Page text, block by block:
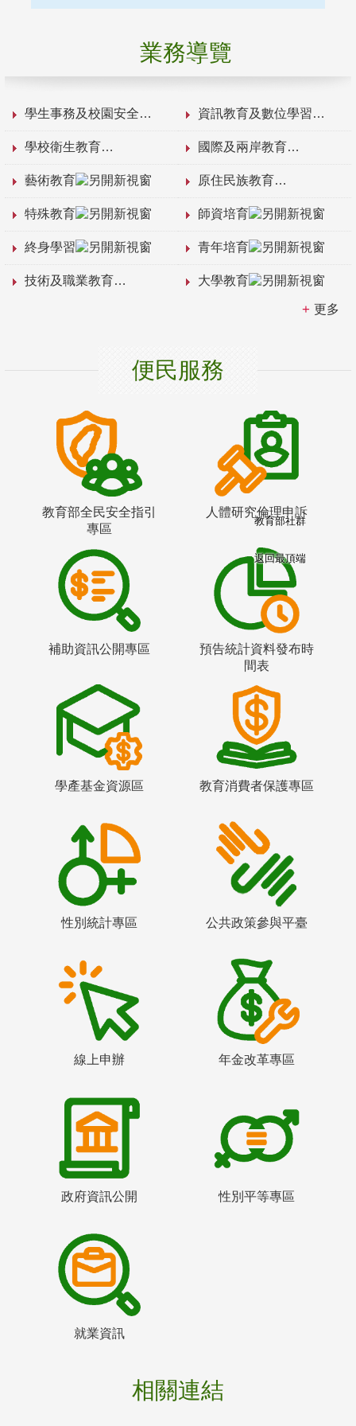
業務導覽
學生事務及校園安全 資訊教育及數位學習
學校衛生教育 國際及兩岸教育
藝術教育 原住民族教育
特殊教育 師資培育
終身學習 青年培育
技術及職業教育 大學教育
更多
便民服務
教育部全民安全指引
專區
人體研究倫理申訴
補助資訊公開專區
預告統計資料發布時
間表
學產基金資源區 教育消費者保護專區
性別統計專區 公共政策參與平臺
線上申辦 年金改革專區
政府資訊公開 性別平等專區
就業資訊
相關連結
教育部社群
返回最頂端